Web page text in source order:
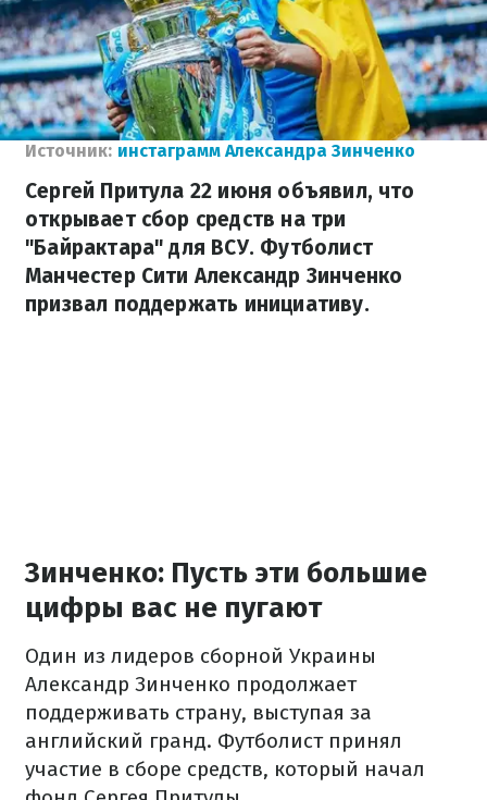
Источник: инстаграмм Александра Зинченко
Сергей Притула 22 июня объявил, что
открывает сбор средств на три
"Байрактара" для ВСУ. Футболист
Манчестер Сити Александр Зинченко
призвал поддержать инициативу.
Зинченко: Пусть эти большие
цифры вас не пугают
Один из лидеров сборной Украины
Александр Зинченко продолжает
поддерживать страну, выступая за
английский гранд. Футболист принял
участие в сборе средств, который начал